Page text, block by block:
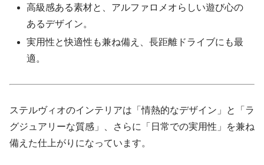
高級感ある素材と、アルファロメオらしい遊び心の
あるデザイン。
実用性と快適性も兼ね備え、長距離ドライブにも最
適。
ステルヴィオのインテリアは「情熱的なデザイン」と「ラ
グジュアリーな質感」、さらに「日常での実用性」を兼ね
備えた仕上がりになっています。